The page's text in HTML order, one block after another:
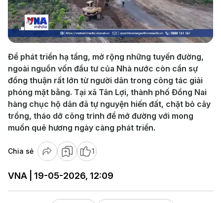
Video
Để phát triển hạ tầng, mở rộng những tuyến đường,
ngoài nguồn vốn đầu tư của Nhà nước còn cần sự
đồng thuận rất lớn từ người dân trong công tác giải
phóng mặt bằng. Tại xã Tân Lợi, thành phố Đồng Nai
hàng chục hộ dân đã tự nguyện hiến đất, chặt bỏ cây
trồng, tháo dỡ công trình để mở đường với mong
muốn quê hương ngày càng phát triển.
Chia sẻ 1
VNA | 19-05-2026, 12:09